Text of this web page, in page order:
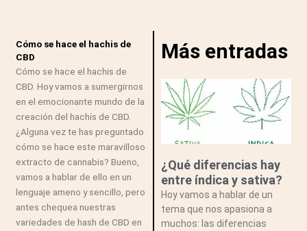
Cómo se hace el hachis de
CBD
Cómo se hace el hachis de
CBD. Hoy vamos a sumergirnos
en el emocionante mundo de la
creación del hachís de CBD.
¿Alguna vez te has preguntado
cómo se hace este maravilloso
extracto de cannabis? Bueno,
vamos a hablar de ello en un
lenguaje ameno y sencillo, pero
antes chequea nuestras
variedades de hash de CBD en
Más entradas
¿Qué diferencias hay
entre índica y sativa?
Hoy vamos a hablar de un
tema que nos apasiona a
muchos: las diferencias